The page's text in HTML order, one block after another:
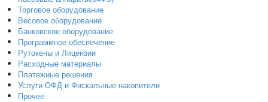
Торговое оборудование
Весовое оборудование
Банковское оборудование
Программное обеспечение
Рутокены и Лицензии
Расходные материалы
Платежные решения
Услуги ОФД и Фискальные накопители
Прочее